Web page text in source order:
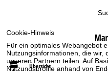
Cookie-Hinweis
Für ein optimales Webangebot
Nutzungsinformationen, die wir,
unseren Partnern teilen. Auf
Nutzungsprofile anhand von
Übersicht